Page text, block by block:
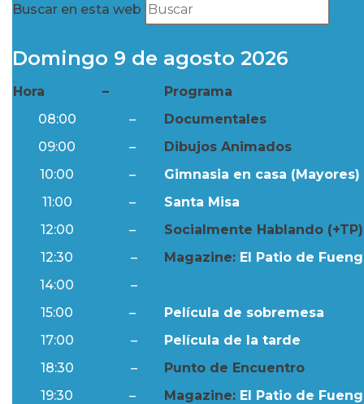
Buscar en esta web
Domingo 9 de agosto 2026
Hora –
Programa
08:00
–
Documentales
09:00
–
Dibujos Animados
10:00
–
Gimnasia en casa (Mayores)
11:00
–
Santa Misa
12:00
–
Socialmente Hablando (+TP)
12:30
– Magazine: El Patio de
14:00
–
15:00
–
Película de sobremesa
17:00
–
Película de la tarde
18:30
–
Punto de Encuentro
19:30
– Magazine: El Patio de